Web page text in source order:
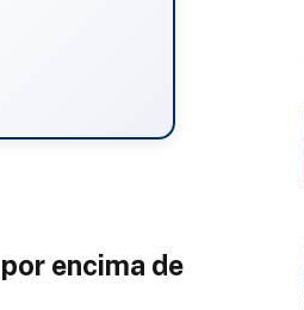
encima de